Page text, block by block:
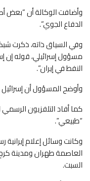
وأضافت الوكالة أن “بعض
الدفاع الجوي”.
وفي السياق ذاته، ذكرت
مسؤول إسرائيلي، قوله إن
النفط في إيران”.
وأوضح المسؤول أن إسرائيل
كما أفاد التلفزيون
“طبيعي”.
وكانت وسائل إعلام
العاصمة طهران ومدينة
السبت.